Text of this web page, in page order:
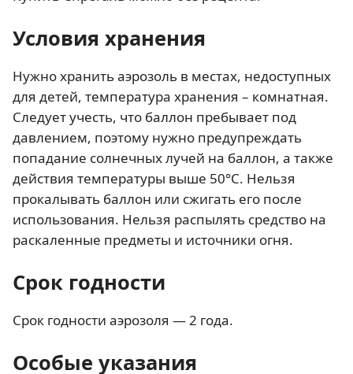
Условия хранения
Нужно хранить аэрозоль в местах, недоступных
для детей, температура хранения – комнатная.
Следует учесть, что баллон пребывает под
давлением, поэтому нужно предупреждать
попадание солнечных лучей на баллон, а также
действия температуры выше 50°C. Нельзя
прокалывать баллон или сжигать его после
использования. Нельзя распылять средство на
раскаленные предметы и источники огня.
Срок годности
Срок годности аэрозоля — 2 года.
Особые указания